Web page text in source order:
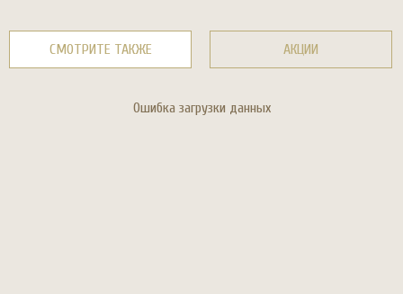
СМОТРИТЕ ТАКЖЕ АКЦИИ
Ошибка загрузки данных